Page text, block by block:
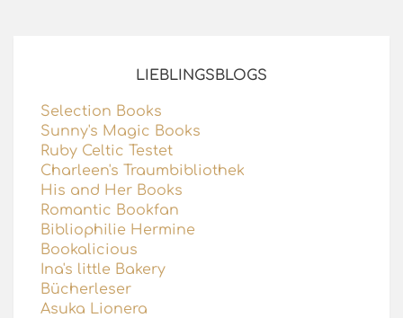
LIEBLINGSBLOGS
Selection Books
Sunny's Magic Books
Ruby Celtic Testet
Charleen's Traumbibliothek
His and Her Books
Romantic Bookfan
Bibliophilie Hermine
Bookalicious
Ina's little Bakery
Bücherleser
Asuka Lionera